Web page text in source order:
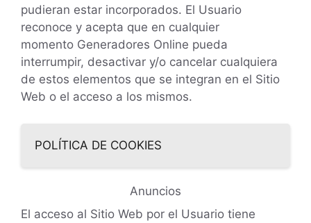
pudieran estar incorporados. El Usuario
reconoce y acepta que en cualquier
momento Generadores Online pueda
interrumpir, desactivar y/o cancelar cualquiera
de estos elementos que se integran en el Sitio
Web o el acceso a los mismos.
POLÍTICA DE COOKIES
Anuncios
El acceso al Sitio Web por el Usuario tiene